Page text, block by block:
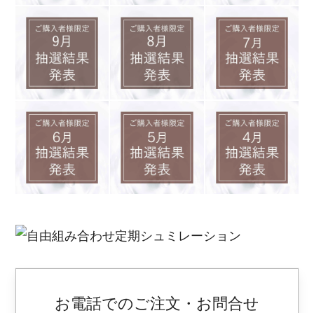
お電話でのご注文・お問合せ